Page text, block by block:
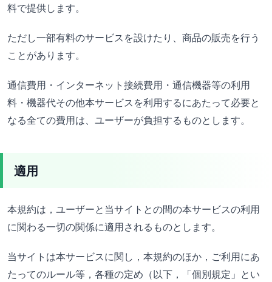
料で提供します。
ただし一部有料のサービスを設けたり、商品の販売を行う
ことがあります。
通信費用・インターネット接続費用・通信機器等の利用
料・機器代その他本サービスを利用するにあたって必要と
なる全ての費用は、ユーザーが負担するものとします。
適用
本規約は，ユーザーと当サイトとの間の本サービスの利用
に関わる一切の関係に適用されるものとします。
当サイトは本サービスに関し，本規約のほか，ご利用にあ
たってのルール等，各種の定め（以下，「個別規定」とい